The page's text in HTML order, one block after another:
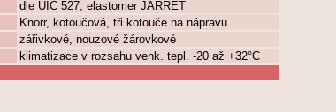
dle UIC 527, elastomer JARRET
Knorr, kotoučová, tři kotouče na nápravu
zářivkové, nouzové žárovkové
klimatizace v rozsahu venk. tepl. -20 až +32°C